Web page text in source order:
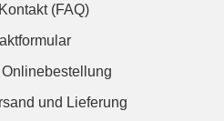
(FAQ)
und Lieferung